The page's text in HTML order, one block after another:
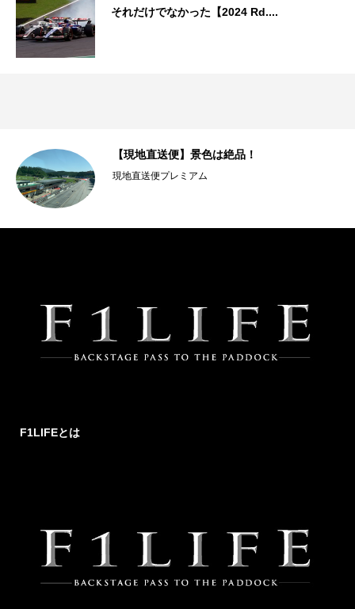
それだけでなかった【2024 Rd....
【現地直送便】景色は絶品！
現地直送便プレミアム
F1LIFEとは